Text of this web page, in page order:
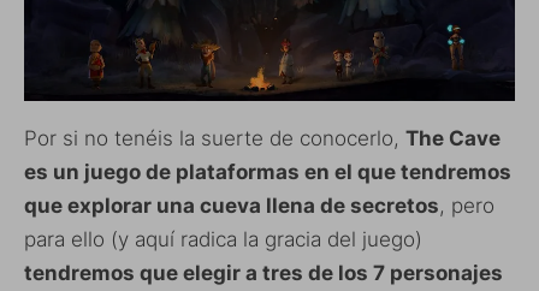
Por si no tenéis la suerte de conocerlo, The Cave
es un juego de plataformas en el que tendremos
que explorar una cueva llena de secretos, pero
para ello (y aquí radica la gracia del juego)
tendremos que elegir a tres de los 7 personajes